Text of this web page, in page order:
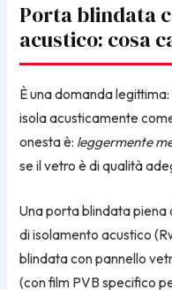
Porta blindata
acustico: cosa
È una domanda
isola acusticamente
onesta è: leggermente
se il vetro è di qualità
Una porta blindata
di isolamento acustico
blindata con pannello
(con film PVB specifico